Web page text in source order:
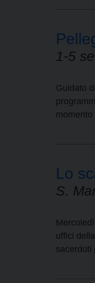
1-5
Guidato
Lo
S.
uffici
sacerdoti